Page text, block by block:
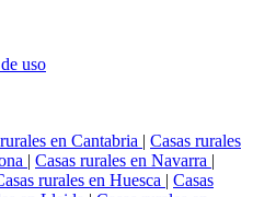
uso
en Cantabria | Casas rurales
| Casas rurales en Navarra |
rurales en Huesca | Casas